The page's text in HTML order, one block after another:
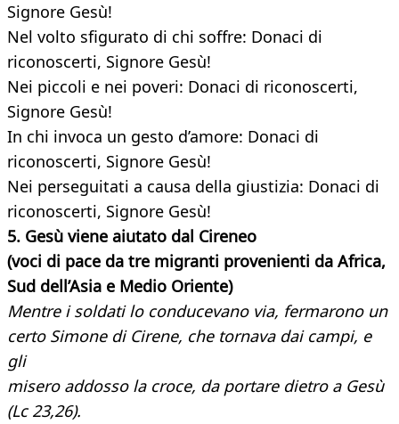
Signore Gesù!
Nel volto sfigurato di chi soffre: Donaci di
riconoscerti, Signore Gesù!
Nei piccoli e nei poveri: Donaci di riconoscerti,
Signore Gesù!
In chi invoca un gesto d’amore: Donaci di
riconoscerti, Signore Gesù!
Nei perseguitati a causa della giustizia: Donaci di
riconoscerti, Signore Gesù!
5. Gesù viene aiutato dal Cireneo
(voci di pace da tre migranti provenienti da Africa,
Sud dell’Asia e Medio Oriente)
Mentre i soldati lo conducevano via, fermarono un
certo Simone di Cirene, che tornava dai campi, e
gli
misero addosso la croce, da portare dietro a Gesù
(Lc 23,26).